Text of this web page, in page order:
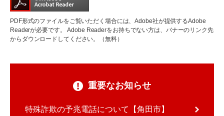
PDF形式のファイルをご覧いただく場合には、Adobe社が提供するAdobe
Readerが必要です。
Adobe Readerをお持ちでない方は、バナーのリンク先
からダウンロードしてください。（無料）
重要なお知らせ
特殊詐欺の予兆電話について【角田市】